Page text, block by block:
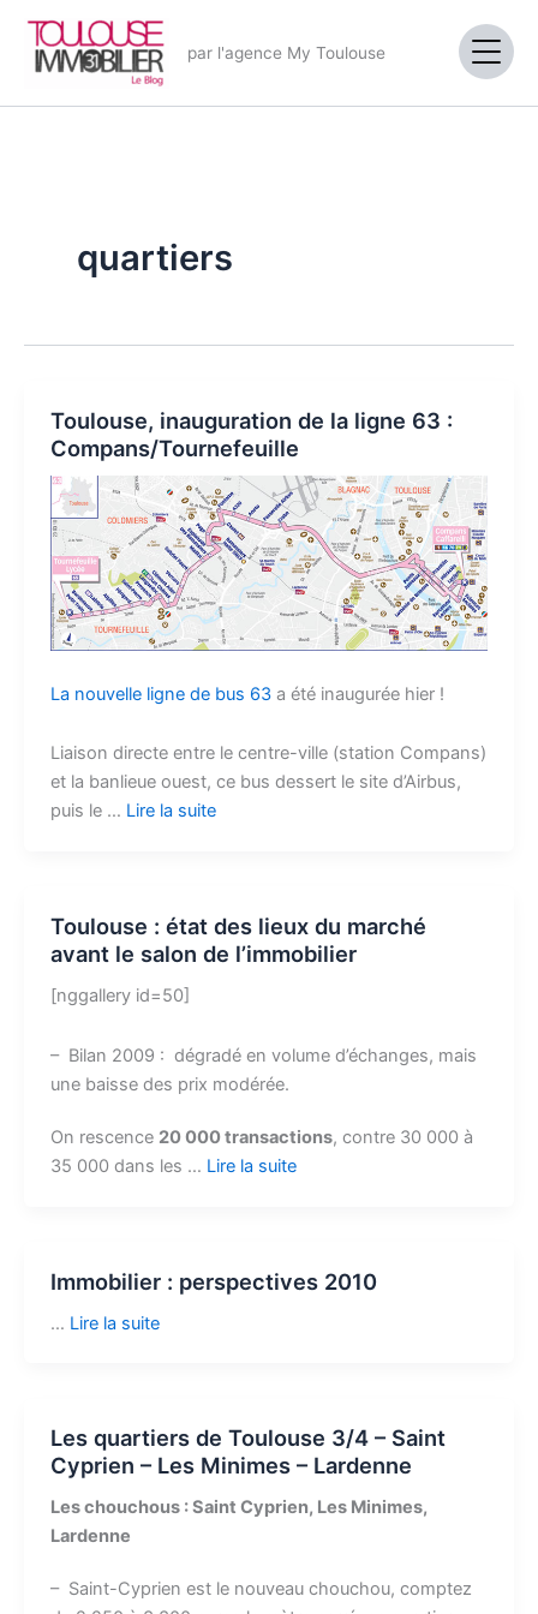
contenu
par l'agence My Toulouse
quartiers
Toulouse, inauguration de la ligne 63 :
Compans/Tournefeuille
La nouvelle ligne de bus 63a été inaugurée hier !
Liaison directe entre le centre-ville (station Compans)
et la banlieue ouest, ce bus dessert le site d’Airbus,
puis le … Lire la suite
Toulouse : état des lieux du marché
avant le salon de l’immobilier
[nggallery id=50]
– Bilan 2009 : dégradé en volume d’échanges, mais
une baisse des prix modérée.
On rescence 20 000 transactions, contre 30 000 à
35 000 dans les … Lire la suite
Immobilier : perspectives 2010
… Lire la suite
Les quartiers de Toulouse 3/4 – Saint
Cyprien – Les Minimes – Lardenne
Les chouchous : Saint Cyprien, Les Minimes,
Lardenne
– Saint-Cyprien est le nouveau chouchou, comptez